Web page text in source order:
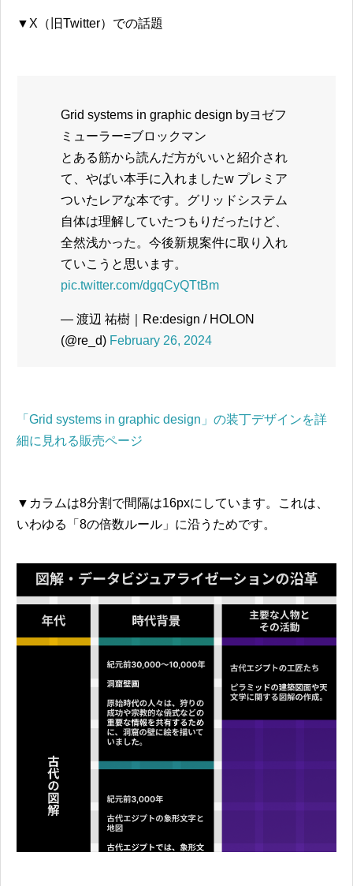
▼X（旧Twitter）での話題
Grid systems in graphic design byヨゼフ
ミューラー=ブロックマン
とある筋から読んだ方がいいと紹介され
て、やばい本手に入れましたw プレミア
ついたレアな本です。グリッドシステム
自体は理解していたつもりだったけど、
全然浅かった。今後新規案件に取り入れ
ていこうと思います。
pic.twitter.com/dgqCyQTtBm
— 渡辺 祐樹｜Re:design / HOLON
(@re_d) February 26, 2024
「Grid systems in graphic design」の装丁デザインを詳
細に見れる販売ページ
▼カラムは8分割で間隔は16pxにしています。これは、
いわゆる「8の倍数ルール」に沿うためです。